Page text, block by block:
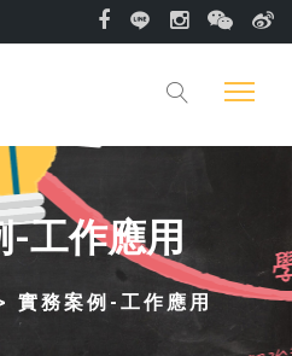
-工作應用
實務案例-工作應用